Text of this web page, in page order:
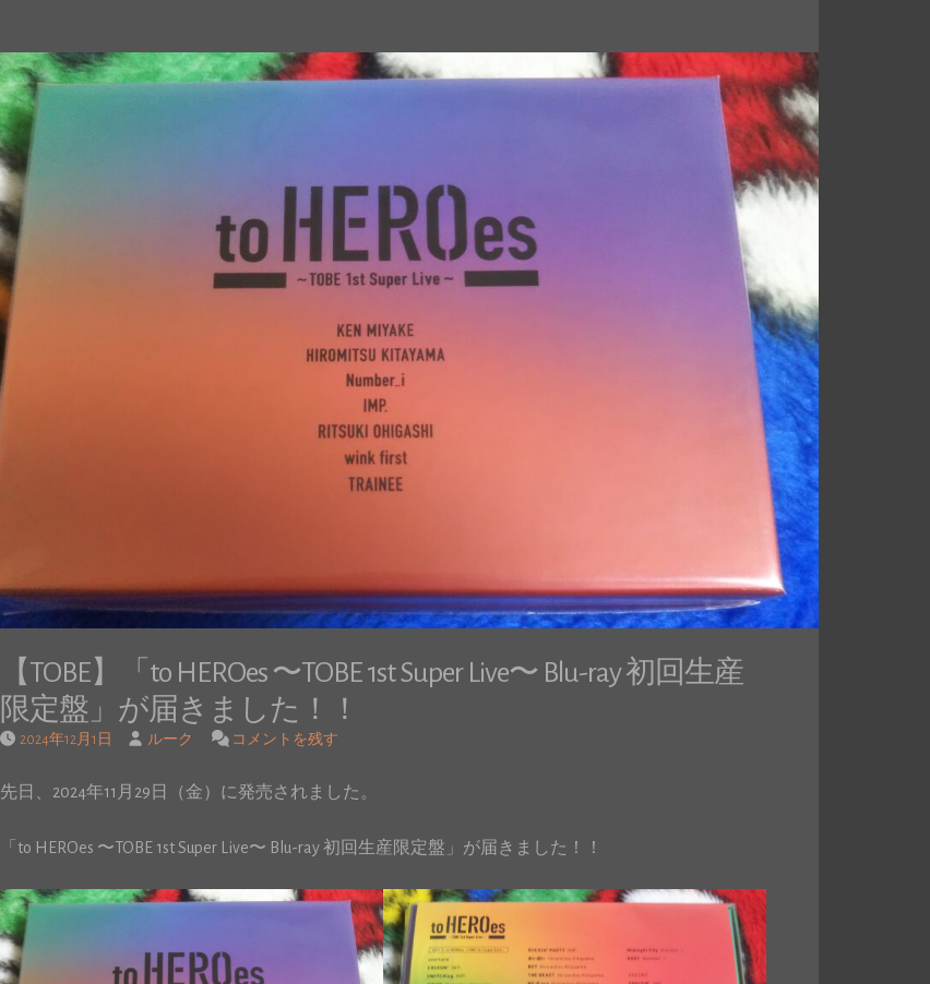
【TOBE】「to HEROes 〜TOBE 1st Super Live〜 Blu-ray 初回生産
限定盤」が届きました！！
2024年12月1日 ルーク コメントを残す
先日、2024年11月29日（金）に発売されました。
「to HEROes 〜TOBE 1st Super Live〜 Blu-ray 初回生産限定盤」が届きました！！